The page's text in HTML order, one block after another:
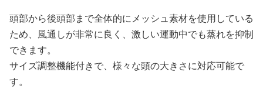
頭部から後頭部まで全体的にメッシュ素材を使用している
ため、風通しが非常に良く、激しい運動中でも蒸れを抑制
できます。
サイズ調整機能付きで、様々な頭の大きさに対応可能で
す。